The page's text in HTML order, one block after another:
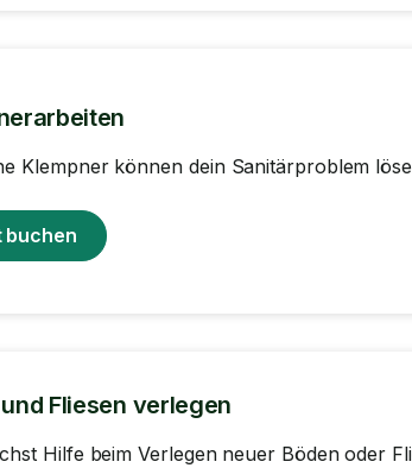
Klempner können dein Sanitärproblem
buchen
Fliesen verlegen
Hilfe beim Verlegen neuer Böden oder